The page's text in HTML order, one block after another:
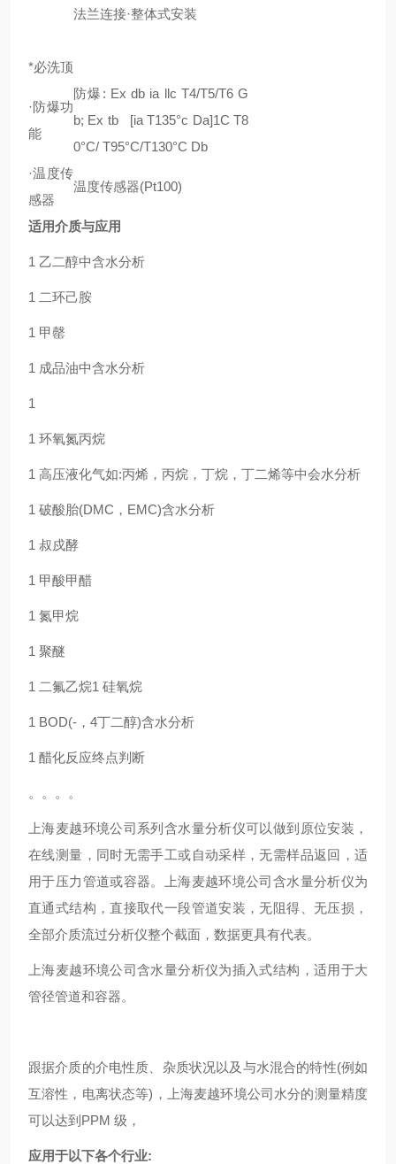
法兰连接·整体式安装
*必洗顶
·防爆功
能
防爆: Ex db ia llc T4/T5/T6 G
b; Ex tb [ia T135°c Da]1C T8
0°C/ T95°C/T130°C Db
·温度传
感器
温度传感器(Pt100)
适用介质与应用
1 乙二醇中含水分析
1 二环己胺
1 甲罄
1 成品油中含水分析
1
1 环氧氮丙烷
1 高压液化气如:丙烯，丙烷，丁烷，丁二烯等中会水分析
1 破酸胎(DMC，EMC)含水分析
1 叔戍酵
1 甲酸甲醋
1 氮甲烷
1 聚醚
1 二氟乙烷1 硅氧烷
1 BOD(-，4丁二醇)含水分析
1 醋化反应终点判断
。。。。
上海麦越环境公司系列含水量分析仪可以做到原位安装，
在线测量，同时无需手工或自动采样，无需样品返回，适
用于压力管道或容器。上海麦越环境公司含水量分析仪为
直通式结构，直接取代一段管道安装，无阻得、无压损，
全部介质流过分析仪整个截面，数据更具有代表。
上海麦越环境公司含水量分析仪为插入式结构，适用于大
管径管道和容器。
跟据介质的介电性质、杂质状况以及与水混合的特性(例如
互溶性，电离状态等)，上海麦越环境公司水分的测量精度
可以达到PPM 级，
应用于以下各个行业: